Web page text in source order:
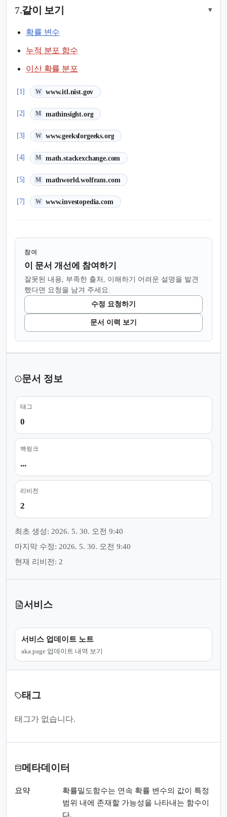
7.같이 보기 ▾
확률 변수
누적 분포 함수
이산 확률 분포
[1] W www.itl.nist.gov
(새 탭에서 열림)
[2] M mathinsight.org
(새 탭에서 열림)
[3] W www.geeksforgeeks.org
(새 탭에서 열림)
[4] M math.stackexchange.com
(새 탭에서 열림)
[5] M mathworld.wolfram.com
(새 탭에서 열림)
[7] W www.investopedia.com
(새 탭에서 열림)
참여
이 문서 개선에 참여하기
잘못된 내용, 부족한 출처, 이해하기 어려운 설명을 발견
했다면 요청을 남겨 주세요.
수정 요청하기
문서 이력 보기
문서 정보
태그
0
백링크
...
리비전
2
최초 생성: 2026. 5. 30. 오전 9:40
마지막 수정: 2026. 5. 30. 오전 9:40
현재 리비전: 2
서비스
서비스 업데이트 노트
aka.page 업데이트 내역 보기
태그
태그가 없습니다.
메타데이터
요약
확률밀도함수는 연속 확률 변수의 값이 특정
범위 내에 존재할 가능성을 나타내는 함수이
다.